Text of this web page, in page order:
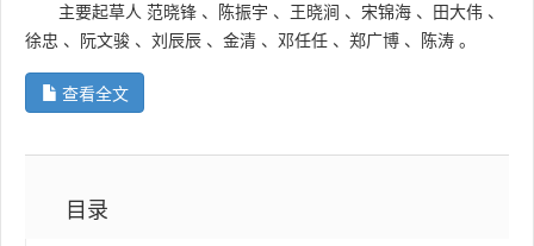
主要起草人 范晓锋 、 陈振宇 、 王晓涧 、 宋锦海 、 田大伟 、
徐忠 、 阮文骏 、 刘辰辰 、 金清 、 邓任任 、 郑广博 、 陈涛 。
查看全文
目录